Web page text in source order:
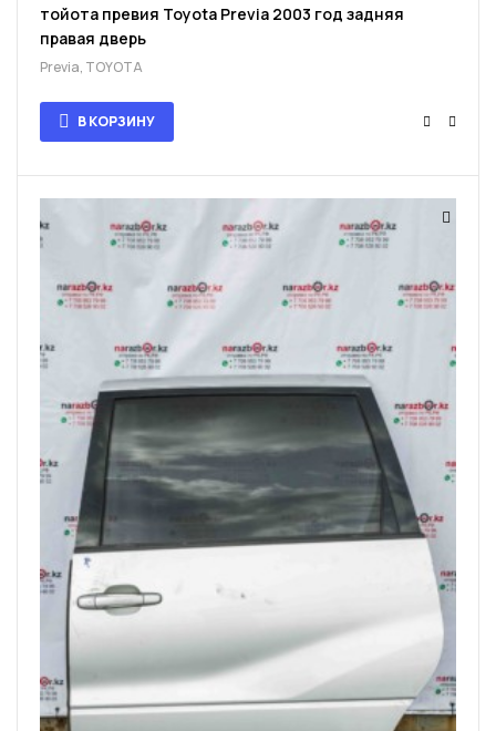
тойота превия Toyota Previa 2003 год задняя
правая дверь
Previa, TOYOTA
В КОРЗИНУ